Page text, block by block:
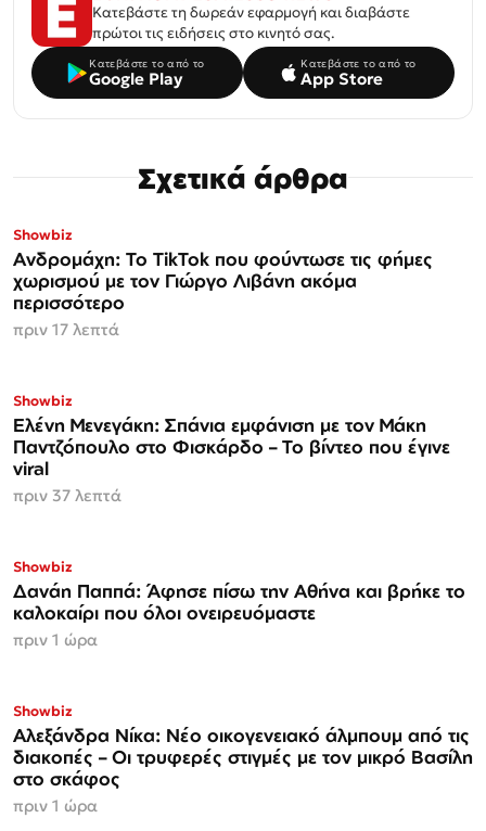
Κατεβάστε τη δωρεάν εφαρμογή και διαβάστε
πρώτοι τις ειδήσεις στο κινητό σας.
Κατεβάστε το από το
Google Play
Κατεβάστε το από το
App Store
Σχετικά άρθρα
Showbiz
Ανδρομάχη: Το TikTok που φούντωσε τις φήμες
χωρισμού με τον Γιώργο Λιβάνη ακόμα
περισσότερο
πριν 17 λεπτά
Showbiz
Ελένη Μενεγάκη: Σπάνια εμφάνιση με τον Μάκη
Παντζόπουλο στο Φισκάρδο – Το βίντεο που έγινε
viral
πριν 37 λεπτά
Showbiz
Δανάη Παππά: Άφησε πίσω την Αθήνα και βρήκε το
καλοκαίρι που όλοι ονειρευόμαστε
πριν 1 ώρα
Showbiz
Αλεξάνδρα Νίκα: Νέο οικογενειακό άλμπουμ από τις
διακοπές – Οι τρυφερές στιγμές με τον μικρό Βασίλη
στο σκάφος
πριν 1 ώρα